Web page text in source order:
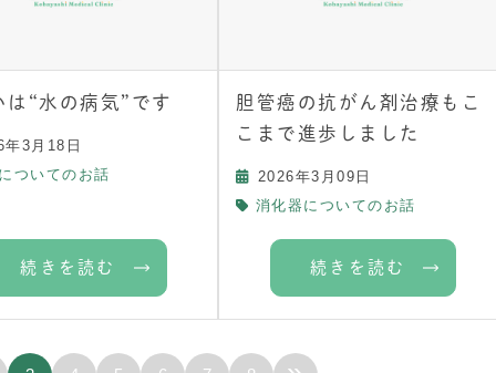
は“水の病気”です
年3月18日
ついてのお話
続きを読む
胆管癌の抗がん剤治療もこ
こまで進歩しました
2026年3月09日
消化器についてのお話
続きを読む